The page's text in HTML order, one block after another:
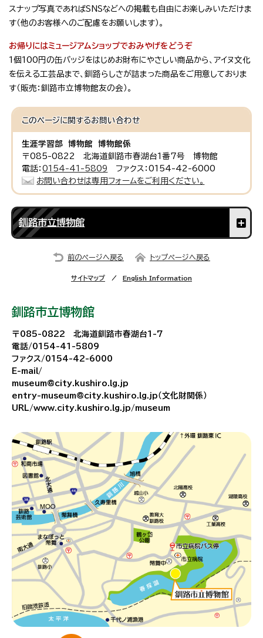
スナップ写真であればSNSなどへの掲載も自由にお楽しみいただけま
す（他のお客様へのご配慮をお願いします）。
お帰りにはミュージアムショップでおみやげをどうぞ
1個100円の缶バッジをはじめお財布にやさしい商品から、アイヌ文化
を伝える工芸品まで、釧路らしさが詰まった商品をご用意しておりま
す（販売：釧路市立博物館友の会）。
このページに関するお問い合わせ
生涯学習部 博物館 博物館係
〒085-0822 北海道釧路市春湖台1番7号 博物館
電話：0154-41-5809
ファクス：0154-42-6000
お問い合わせは専用フォームをご利用ください。
釧路市立博物館
前のページへ戻る トップページへ戻る
サイトマップ English Information
釧路市立博物館
〒085-0822 北海道釧路市春湖台1-7
電話/0154-41-5809
ファクス/0154-42-6000
E-mail/
museum@city.kushiro.lg.jp
entry-museum@city.kushiro.lg.jp（文化財関係）
URL/www.city.kushiro.lg.jp/museum